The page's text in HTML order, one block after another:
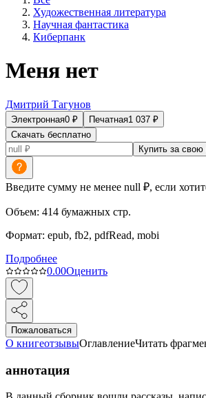
Художественная литература
Научная фантастика
Киберпанк
Меня нет
Дмитрий Тагунов
Электронная0 ₽ Печатная1 037 ₽
Скачать бесплатно
Купить за свою
Введите сумму не менее null ₽, если
Объем: 414 бумажных стр.
Формат: epub, fb2, pdfRead, mobi
Подробнее
0.00Оценить
Пожаловаться
О книгеотзывыОглавлениеЧитать
аннотация